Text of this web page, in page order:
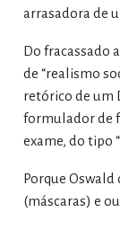
arrasadora de
Do fracassado
de “realismo
retórico de um
formulador de
exame, do tipo
Porque Oswald
(máscaras) e